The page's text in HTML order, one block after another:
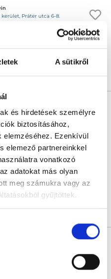
A sütikről
és hirdetések személyre
biztosításához,
elemzéséhez. Ezenkívül
elemező partnereinkkel
vonatkozó
adatokat más olyan
meg számukra vagy az
gyűjtöttek.
info/foglaljorvost-
kerület, Práter utca 6-8.
augusztus 31.
időpont Profil
Práter utca 6-8.
szeptember 01.